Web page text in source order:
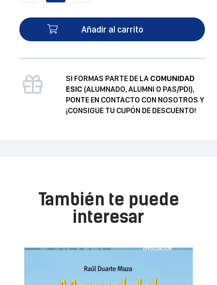
Añadir al carrito
SI FORMAS PARTE DE LA COMUNIDAD
ESIC (ALUMNADO, ALUMNI O PAS/PDI),
PONTE EN CONTACTO CON NOSOTROS Y
¡CONSIGUE TU CUPÓN DE DESCUENTO!
También te puede
interesar